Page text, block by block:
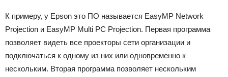
К примеру, у Epson это ПО называется EasyMP Network
Projection и EasyMP Multi PC Projection. Первая программа
позволяет видеть все проекторы сети организации и
подключаться к одному из них или одновременно к
нескольким. Вторая программа позволяет нескольким